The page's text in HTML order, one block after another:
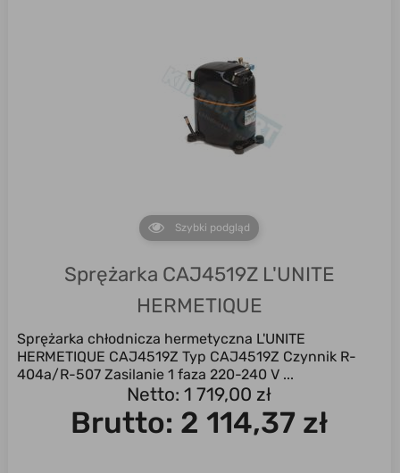
Szybki podgląd
Sprężarka CAJ4519Z L'UNITE
HERMETIQUE
Sprężarka chłodnicza hermetyczna L'UNITE
HERMETIQUE CAJ4519Z Typ CAJ4519Z Czynnik R-
404a/R-507 Zasilanie 1 faza 220-240 V ...
Netto: 1 719,00 zł
Brutto: 2 114,37 zł